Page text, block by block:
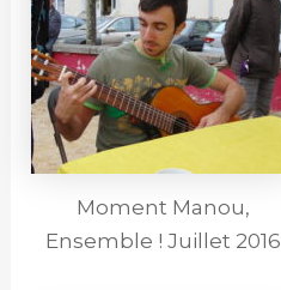
Moment Manou,
Ensemble ! Juillet 2016